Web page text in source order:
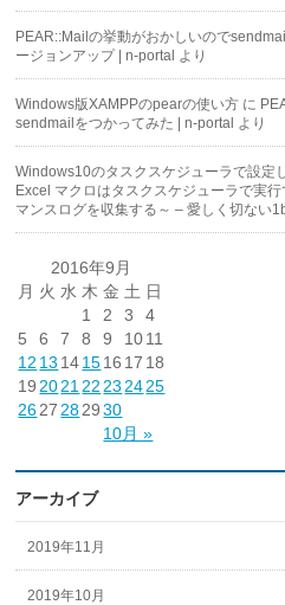
PEAR::Mailの挙動がおかしいので
ージョンアップ | n-portal より
Windows版XAMPPのpearの使い方 に
sendmailをつかってみた | n-portal より
Windows10のタスクスケジューラで設定
Excel マクロはタスクスケジューラで実
マンスログを収集する～ – 愛しく切ない
2016年9月
月 火 水 木 金 土 日
10月 »
1 2 3
4
5
6 7 8 9 1011
12 13 141516 17 18
19 2021 22 23 2425
2627 2829 30
アーカイブ
2019年11月
2019年10月